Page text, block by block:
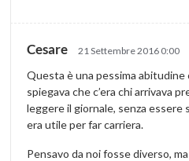
Cesare 21 Settembre 2016 0:00
Questa è una pessima abitudine
spiegava che c’era chi arrivava
leggere il giornale, senza
era utile per far carriera.
Pensavo da noi fosse diverso,